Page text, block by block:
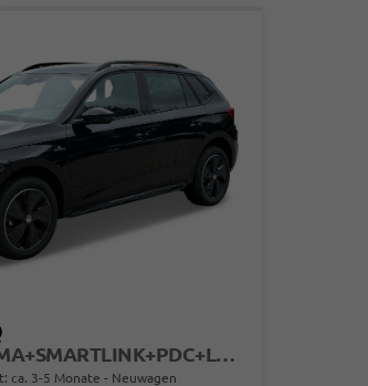
EXTRA SHZ+KLIMA+SMARTLINK+PDC+LED+TEMPOMAT
ca. 3-5 Monate Neuwagen